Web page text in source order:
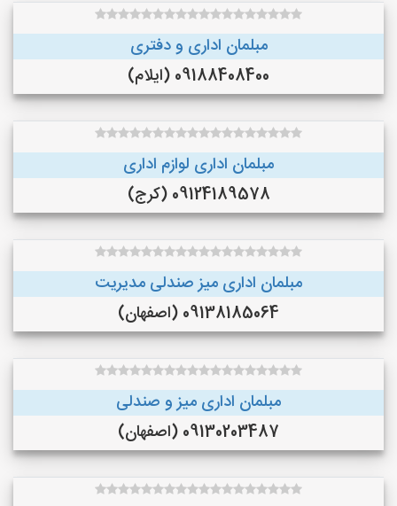
مبلمان اداری و دفتری
09188408400 (ایلام)
مبلمان اداری لوازم اداری
09124189578 (کرج)
مبلمان اداری میز صندلی مدیریت
09138185064 (اصفهان)
مبلمان اداری میز و صندلی
09130203487 (اصفهان)